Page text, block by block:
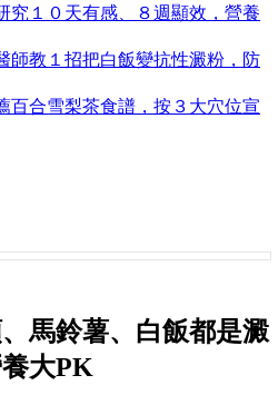
究１０天有感、８週顯效，營養
師教１招把白飯變抗性澱粉，防
百合雪梨茶食譜，按３大穴位宣
馬鈴薯、白飯都是澱
大PK